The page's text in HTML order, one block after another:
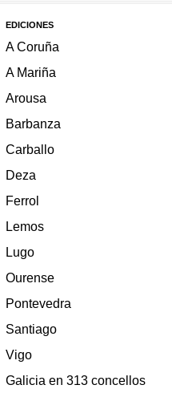
EDICIONES
A Coruña
A Mariña
Arousa
Barbanza
Carballo
Deza
Ferrol
Lemos
Lugo
Ourense
Pontevedra
Santiago
Vigo
Galicia en 313 concellos